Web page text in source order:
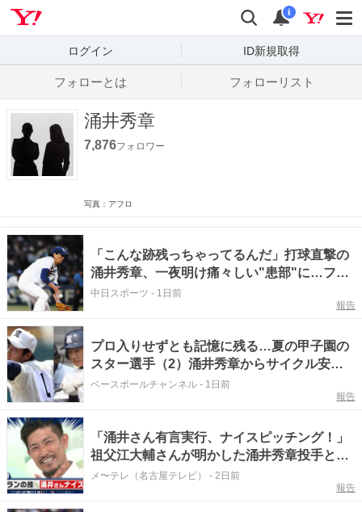
検索
通知
i
ログイン ID新規取得
フォローとは フォローリスト
涌井秀章
7,876フォロワー
写真：アフロ
「こんな跡残っちゃってるんだ」打球直撃の
涌井秀章、一夜明け痛々しい"患部"に…ファ
ン驚きと感謝「痛みにたえて頑張ってくれ
中日スポーツ - 1日前
報告
プロ入りせずとも記憶に残る…夏の甲子園の
スター選手（2）涌井秀章からサイクル安
打…夏連覇に導いた主将
ベースボールチャンネル - 1日前
報告
「涌井さん有言実行、ナイスピッチング！」
祖父江大輔さんが明かした涌井秀章投手との
前日のやり取り
メ〜テレ（名古屋テレビ） - 2日前
報告